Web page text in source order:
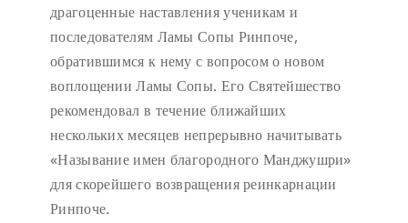
драгоценные наставления ученикам и
последователям Ламы Сопы Ринпоче,
обратившимся к нему с вопросом о новом
воплощении Ламы Сопы. Его Святейшество
рекомендовал в течение ближайших
нескольких месяцев непрерывно начитывать
«Называние имен благородного Манджушри»
для скорейшего возвращения реинкарнации
Ринпоче.